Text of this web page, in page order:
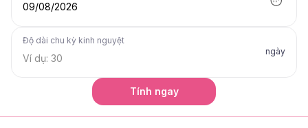
09/08/2026
Độ dài chu kỳ kinh nguyệt
ngày
Tính ngay